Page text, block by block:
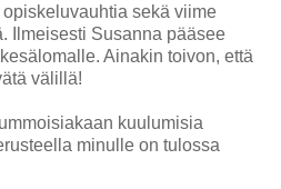
sekä viime
Ilmeisesti Susanna pääsee
Ainakin toivon, että
välillä!
kuulumisia
minulle on tulossa